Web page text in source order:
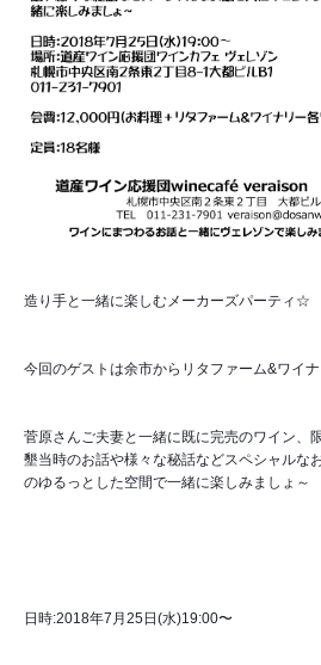
造り手と一緒に楽しむメーカーズパーティ☆
今回のゲストは余市からリタファーム&ワイナ
菅原さんご夫妻と一緒に既に完売のワイン、
墾当時のお話や様々な秘話などスペシャルな
のゆるっとした空間で一緒に楽しみましょ～
日時:2018年7月25日(水)19:00〜